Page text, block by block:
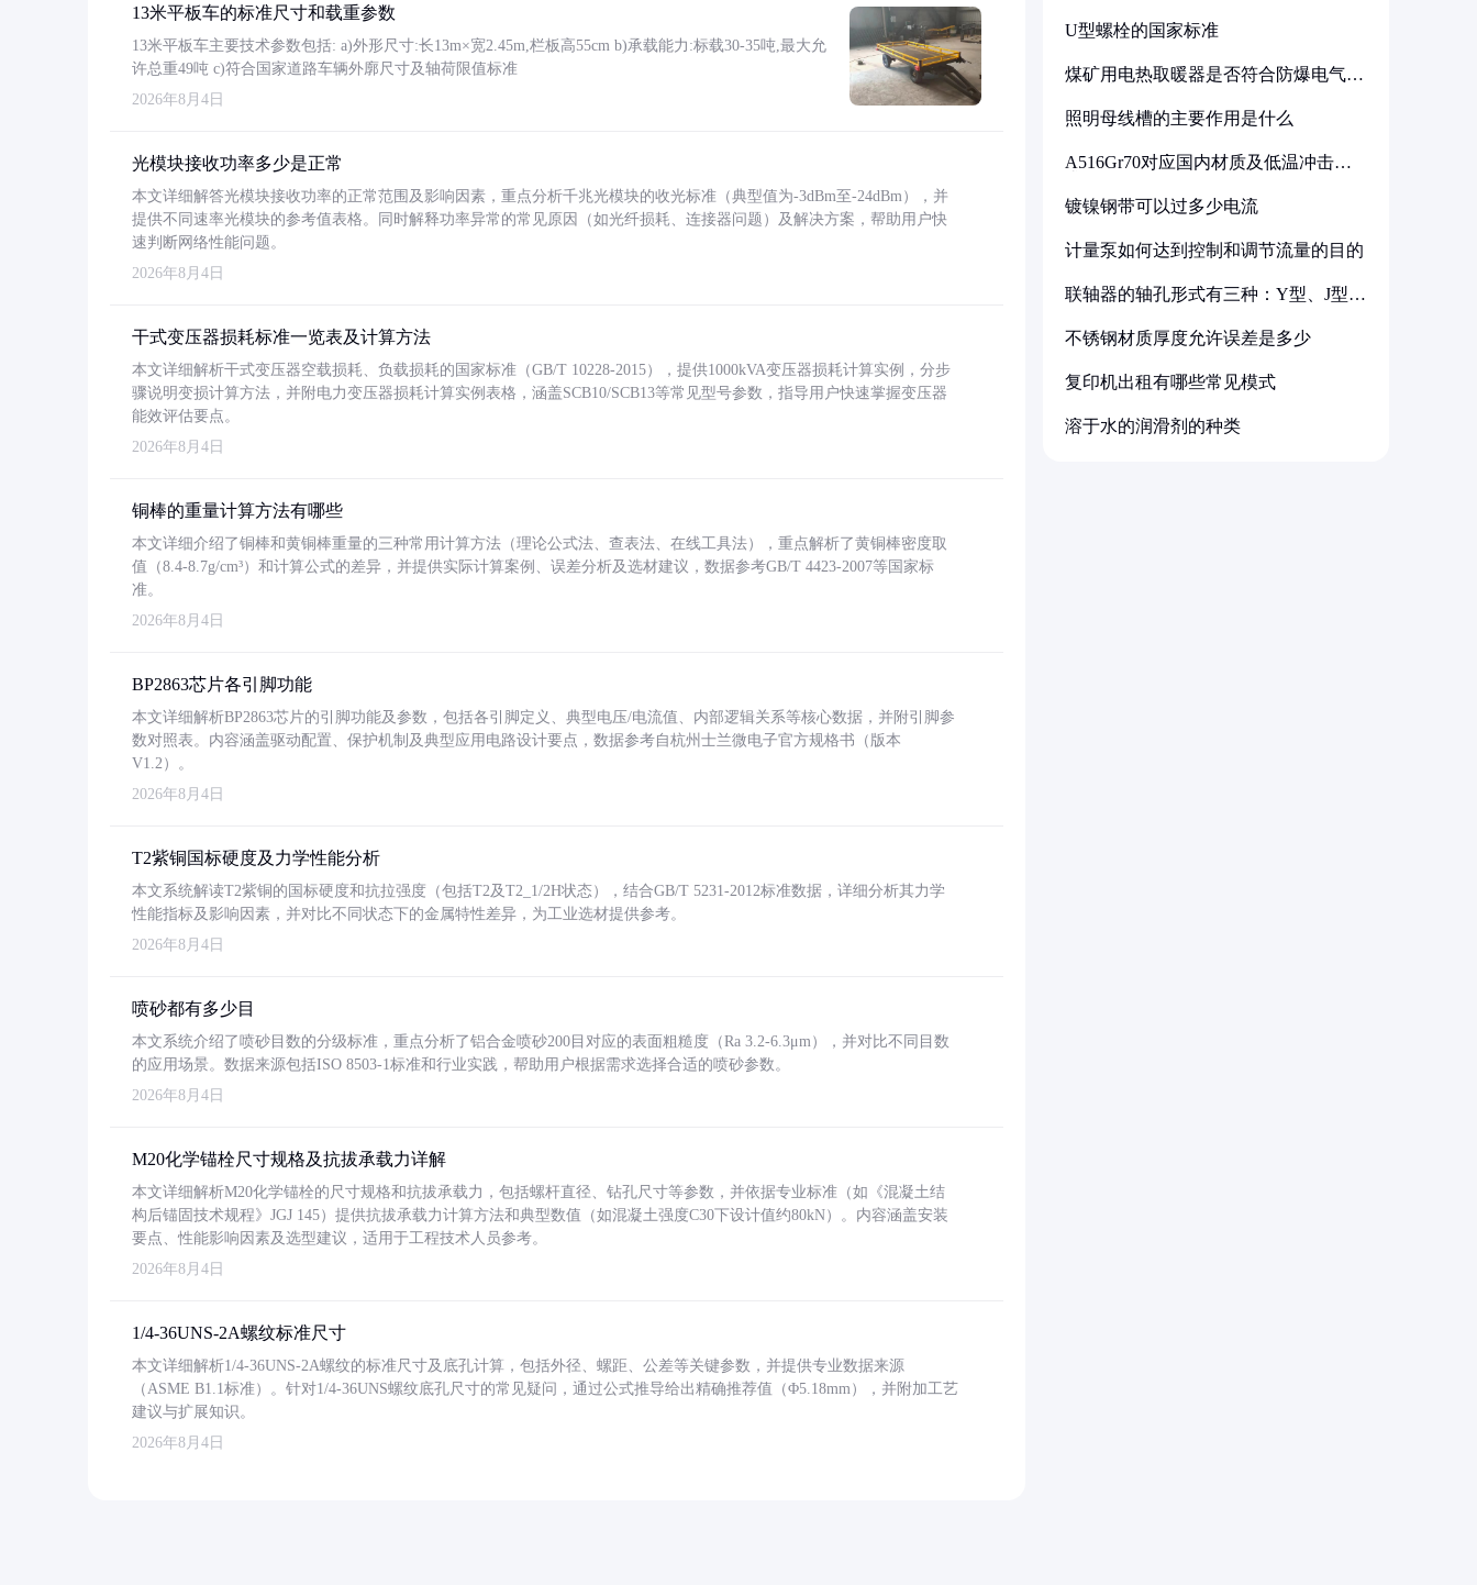
13米平板车的标准尺寸和载重参数
13米平板车主要技术参数包括: a)外形尺寸:长13m×宽2.45m,栏板高55cm b)承载能力:标载30-35吨,最大允
许总重49吨 c)符合国家道路车辆外廓尺寸及轴荷限值标准
2026年8月4日
光模块接收功率多少是正常
本文详细解答光模块接收功率的正常范围及影响因素，重点分析千兆光模块的收光标准（典型值为-3dBm至-24dBm），并
提供不同速率光模块的参考值表格。同时解释功率异常的常见原因（如光纤损耗、连接器问题）及解决方案，帮助用户快
速判断网络性能问题。
2026年8月4日
干式变压器损耗标准一览表及计算方法
本文详细解析干式变压器空载损耗、负载损耗的国家标准（GB/T 10228-2015），提供1000kVA变压器损耗计算实例，分步
骤说明变损计算方法，并附电力变压器损耗计算实例表格，涵盖SCB10/SCB13等常见型号参数，指导用户快速掌握变压器
能效评估要点。
2026年8月4日
铜棒的重量计算方法有哪些
本文详细介绍了铜棒和黄铜棒重量的三种常用计算方法（理论公式法、查表法、在线工具法），重点解析了黄铜棒密度取
值（8.4-8.7g/cm³）和计算公式的差异，并提供实际计算案例、误差分析及选材建议，数据参考GB/T 4423-2007等国家标
准。
2026年8月4日
BP2863芯片各引脚功能
本文详细解析BP2863芯片的引脚功能及参数，包括各引脚定义、典型电压/电流值、内部逻辑关系等核心数据，并附引脚参
数对照表。内容涵盖驱动配置、保护机制及典型应用电路设计要点，数据参考自杭州士兰微电子官方规格书（版本
V1.2）。
2026年8月4日
T2紫铜国标硬度及力学性能分析
本文系统解读T2紫铜的国标硬度和抗拉强度（包括T2及T2_1/2H状态），结合GB/T 5231-2012标准数据，详细分析其力学
性能指标及影响因素，并对比不同状态下的金属特性差异，为工业选材提供参考。
2026年8月4日
喷砂都有多少目
本文系统介绍了喷砂目数的分级标准，重点分析了铝合金喷砂200目对应的表面粗糙度（Ra 3.2-6.3μm），并对比不同目数
的应用场景。数据来源包括ISO 8503-1标准和行业实践，帮助用户根据需求选择合适的喷砂参数。
2026年8月4日
M20化学锚栓尺寸规格及抗拔承载力详解
本文详细解析M20化学锚栓的尺寸规格和抗拔承载力，包括螺杆直径、钻孔尺寸等参数，并依据专业标准（如《混凝土结
构后锚固技术规程》JGJ 145）提供抗拔承载力计算方法和典型数值（如混凝土强度C30下设计值约80kN）。内容涵盖安装
要点、性能影响因素及选型建议，适用于工程技术人员参考。
2026年8月4日
1/4-36UNS-2A螺纹标准尺寸
本文详细解析1/4-36UNS-2A螺纹的标准尺寸及底孔计算，包括外径、螺距、公差等关键参数，并提供专业数据来源
（ASME B1.1标准）。针对1/4-36UNS螺纹底孔尺寸的常见疑问，通过公式推导给出精确推荐值（Φ5.18mm），并附加工艺
建议与扩展知识。
2026年8月4日
U型螺栓的国家标准
煤矿用电热取暖器是否符合防爆电气设
照明母线槽的主要作用是什么
A516Gr70对应国内材质及低温冲击要
镀镍钢带可以过多少电流
计量泵如何达到控制和调节流量的目的
联轴器的轴孔形式有三种：Y型、J型、
不锈钢材质厚度允许误差是多少
复印机出租有哪些常见模式
溶于水的润滑剂的种类